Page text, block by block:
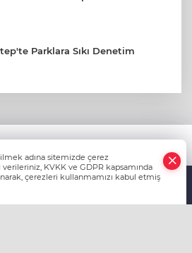
Parklara Sıkı Denetim
Gelin Gaziantep'te Türk
Dünyaevine Girdi
KÜNYE
adına sitemizde çerez
KVKK ve GDPR kapsamında
çerezleri kullanmamızı kabul etmiş